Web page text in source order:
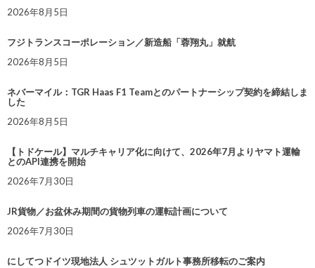
2026年8月5日
フジトランスコーポレーション／新造船「蓉翔丸」就航
2026年8月5日
ネバーマイル：TGR Haas F1 Teamとのパートナーシップ契約を締結しま
した
2026年8月5日
【トドケール】マルチキャリア化に向けて、2026年7月よりヤマト運輸
とのAPI連携を開始
2026年7月30日
JR貨物／お盆休み期間の貨物列車の運転計画について
2026年7月30日
にしてつドイツ現地法人 シュツットガルト事務所移転のご案内